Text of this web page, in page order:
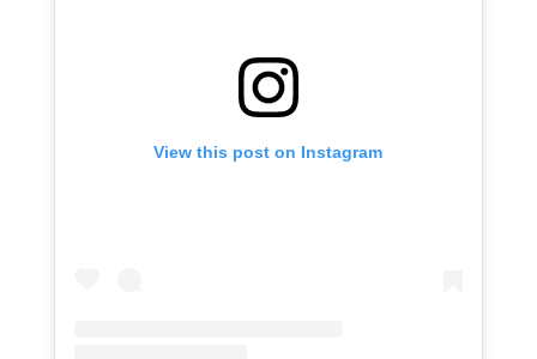
View this post on Instagram